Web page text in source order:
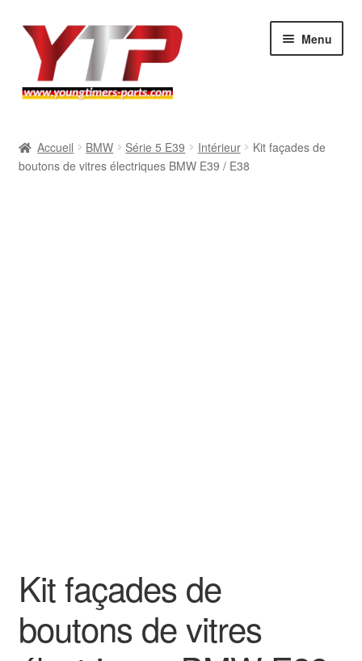
Aller
navigation
Aller
contenu
Menu
BMW
Accueil BMW Série 5 E39 Intérieur
Kit façades de
boutons de vitres électriques BMW E39 / E38
Kit façades de
boutons de vitres